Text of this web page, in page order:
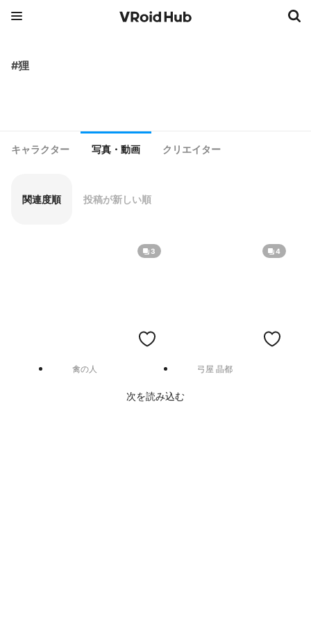
#狸
キャラクター 写真・動画 クリエイター
関連度順 投稿が新しい順
3
禽の人
4
弓屋 晶都
次を読み込む